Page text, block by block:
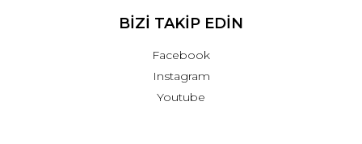
BİZİ TAKİP EDİN
Facebook
Instagram
Youtube